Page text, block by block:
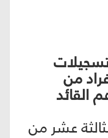
من
القائد
عشر من